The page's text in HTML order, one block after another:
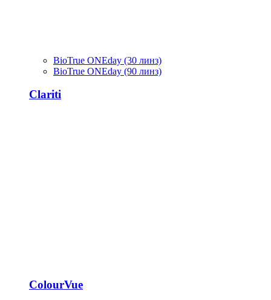
BioTrue ONEday (30 линз)
BioTrue ONEday (90 линз)
Clariti
ColourVue